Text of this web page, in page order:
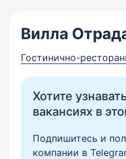
Вилла
Гостинично-
Хотите
вакансиях в
Подпишитесь и
компании в